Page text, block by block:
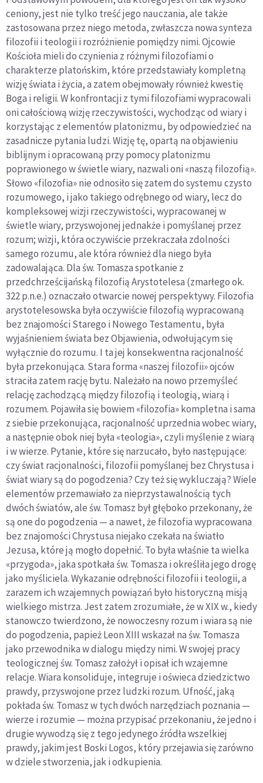
ceniony, jest nie tylko treść jego nauczania, ale także
zastosowana przez niego metoda, zwłaszcza nowa synteza
filozofii i teologii i rozróżnienie pomiędzy nimi. Ojcowie
Kościoła mieli do czynienia z różnymi filozofiami o
charakterze platońskim, które przedstawiały kompletną
wizję świata i życia, a zatem obejmowały również kwestię
Boga i religii. W konfrontacji z tymi filozofiami wypracowali
oni całościową wizję rzeczywistości, wychodząc od wiary i
korzystając z elementów platonizmu, by odpowiedzieć na
zasadnicze pytania ludzi. Wizję tę, opartą na objawieniu
biblijnym i opracowaną przy pomocy platonizmu
poprawionego w świetle wiary, nazwali oni «naszą filozofią».
Słowo «filozofia» nie odnosiło się zatem do systemu czysto
rozumowego, i jako takiego odrębnego od wiary, lecz do
kompleksowej wizji rzeczywistości, wypracowanej w
świetle wiary, przyswojonej jednakże i pomyślanej przez
rozum; wizji, która oczywiście przekraczała zdolności
samego rozumu, ale która również dla niego była
zadowalająca. Dla św. Tomasza spotkanie z
przedchrześcijańską filozofią Arystotelesa (zmarłego ok.
322 p.n.e.) oznaczało otwarcie nowej perspektywy. Filozofia
arystotelesowska była oczywiście filozofią wypracowaną
bez znajomości Starego i Nowego Testamentu, była
wyjaśnieniem świata bez Objawienia, odwołującym się
wyłącznie do rozumu. I ta jej konsekwentna racjonalność
była przekonująca. Stara forma «naszej filozofii» ojców
straciła zatem rację bytu. Należało na nowo przemyśleć
relację zachodzącą między filozofią i teologią, wiarą i
rozumem. Pojawiła się bowiem «filozofia» kompletna i sama
z siebie przekonująca, racjonalność uprzednia wobec wiary,
a następnie obok niej była «teologia», czyli myślenie z wiarą
i w wierze. Pytanie, które się narzucało, było następujące:
czy świat racjonalności, filozofii pomyślanej bez Chrystusa i
świat wiary są do pogodzenia? Czy też się wykluczają? Wiele
elementów przemawiało za nieprzystawalnością tych
dwóch światów, ale św. Tomasz był głęboko przekonany, że
są one do pogodzenia — a nawet, że filozofia wypracowana
bez znajomości Chrystusa niejako czekała na światło
Jezusa, które ją mogło dopełnić. To była właśnie ta wielka
«przygoda», jaka spotkała św. Tomasza i określiła jego drogę
jako myśliciela. Wykazanie odrębności filozofii i teologii, a
zarazem ich wzajemnych powiązań było historyczną misją
wielkiego mistrza. Jest zatem zrozumiałe, że w XIX w., kiedy
stanowczo twierdzono, że nowoczesny rozum i wiara są nie
do pogodzenia, papież Leon XIII wskazał na św. Tomasza
jako przewodnika w dialogu między nimi. W swojej pracy
teologicznej św. Tomasz założył i opisał ich wzajemne
relacje. Wiara konsoliduje, integruje i oświeca dziedzictwo
prawdy, przyswojone przez ludzki rozum. Ufność, jaką
pokłada św. Tomasz w tych dwóch narzędziach poznania —
wierze i rozumie — można przypisać przekonaniu, że jedno i
drugie wywodzą się z tego jedynego źródła wszelkiej
prawdy, jakim jest Boski Logos, który przejawia się zarówno
w dziele stworzenia, jak i odkupienia.